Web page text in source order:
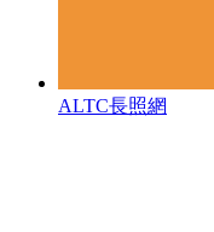
ALTC長照網